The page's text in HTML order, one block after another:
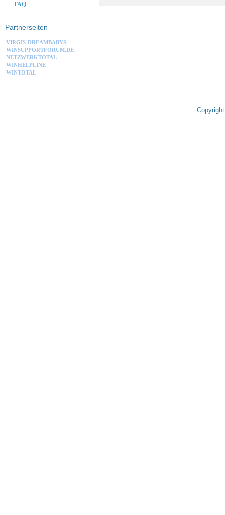
FAQ
Partnerseiten
VIRGIS-DREAMBABYS
WINSUPPORTFORUM.DE
NETZWERKTOTAL
WINHELPLINE
WINTOTAL